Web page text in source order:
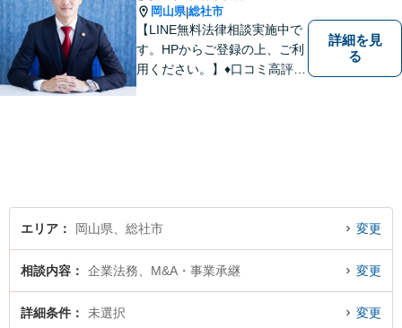
岡山県|総社市
【LINE無料法律相談実施中で
す。HPからご登録の上、ご利
用ください。】♦口コミ高評価
詳細を見
る
エリア 岡山県、総社市 変更
相談内容 企業法務、M&A・事業承継 変更
詳細条件 未選択 変更